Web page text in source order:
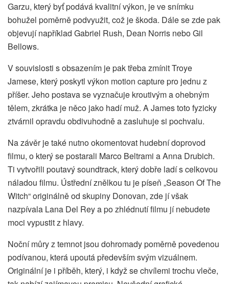
Garzu, který byť podává kvalitní výkon, je ve snímku
bohužel poměrně podvyužit, což je škoda. Dále se zde pak
objevují například Gabriel Rush, Dean Norris nebo Gil
Bellows.
V souvislosti s obsazením je pak třeba zmínit Troye
Jamese, který poskytl výkon motion capture pro jednu z
příšer. Jeho postava se vyznačuje kroutivým a ohebným
tělem, zkrátka je něco jako hadí muž. A James toto fyzicky
ztvárnil opravdu obdivuhodně a zasluhuje si pochvalu.
Na závěr je také nutno okomentovat hudební doprovod
filmu, o který se postarali Marco Beltrami a Anna Drubich.
Ti vytvořili poutavý soundtrack, který dobře ladí s celkovou
náladou filmu. Ústřední znělkou tu je píseň „Season Of The
Witch“ originálně od skupiny Donovan, zde jí však
nazpívala Lana Del Rey a po zhlédnutí filmu jí nebudete
moci vypustit z hlavy.
Noční můry z temnot jsou dohromady poměrně povedenou
podívanou, která upoutá především svým vizuálnem.
Originální je i příběh, který, i když se chvílemi trochu vleče,